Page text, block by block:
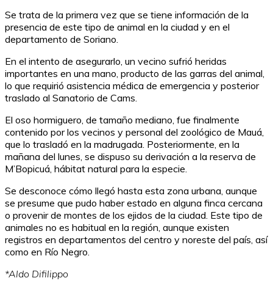
Se trata de la primera vez que se tiene información de la
presencia de este tipo de animal en la ciudad y en el
departamento de Soriano.
En el intento de asegurarlo, un vecino sufrió heridas
importantes en una mano, producto de las garras del animal,
lo que requirió asistencia médica de emergencia y posterior
traslado al Sanatorio de Cams.
El oso hormiguero, de tamaño mediano, fue finalmente
contenido por los vecinos y personal del zoológico de Mauá,
que lo trasladó en la madrugada. Posteriormente, en la
mañana del lunes, se dispuso su derivación a la reserva de
M’Bopicuá, hábitat natural para la especie.
Se desconoce cómo llegó hasta esta zona urbana, aunque
se presume que pudo haber estado en alguna finca cercana
o provenir de montes de los ejidos de la ciudad. Este tipo de
animales no es habitual en la región, aunque existen
registros en departamentos del centro y noreste del país, así
como en Río Negro.
*Aldo Difilippo